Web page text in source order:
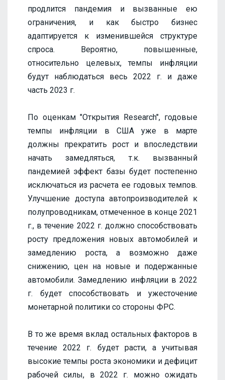
продлится пандемия и вызванные ею
ограничения, и как быстро бизнес
адаптируется к изменившейся структуре
спроса. Вероятно, повышенные,
относительно целевых, темпы инфляции
будут наблюдаться весь 2022 г. и даже
часть 2023 г.
По оценкам "Открытия Research", годовые
темпы инфляции в США уже в марте
должны прекратить рост и впоследствии
начать замедляться, т.к. вызванный
пандемией эффект базы будет постепенно
исключаться из расчета ее годовых темпов.
Улучшение доступа автопроизводителей к
полупроводникам, отмеченное в конце 2021
г., в течение 2022 г. должно способствовать
росту предложения новых автомобилей и
замедлению роста, а возможно даже
снижению, цен на новые и подержанные
автомобили. Замедлению инфляции в 2022
г. будет способствовать и ужесточение
монетарной политики со стороны ФРС.
В то же время вклад остальных факторов в
течение 2022 г. будет расти, а учитывая
высокие темпы роста экономики и дефицит
рабочей силы, в 2022 г. можно ожидать